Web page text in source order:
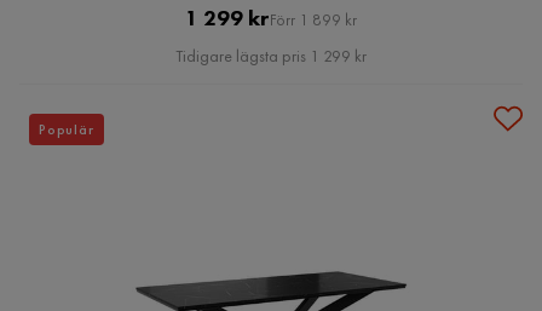
Pris
1 299 krOriginal
Pris
Förr 1 899 kr
Tidigare lägsta pris 1 299 kr
Populär